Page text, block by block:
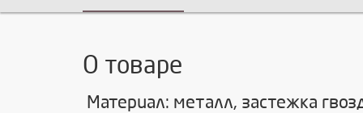
О товаре
Материал: металл, застежка